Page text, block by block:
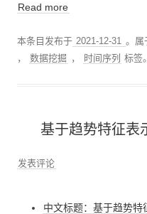
Read more
本条目发布于 2021-12-31 。属
， 数据挖掘 ， 时间序列 标签
基于趋势特征表
发表评论
中文标题：基于趋势